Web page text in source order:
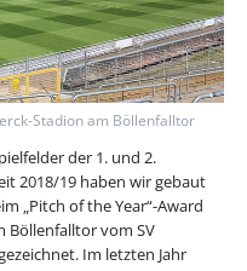
Stadion am Böllenfalltor
der 1. und 2.
2018/19 haben wir gebaut
„Pitch of the Year“-Award
Böllenfalltor vom SV
Im letzten Jahr